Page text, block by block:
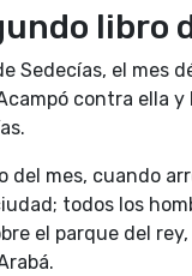
libro
Sedecías, el mes
contra ella
del mes, cuando
todos los
el parque del